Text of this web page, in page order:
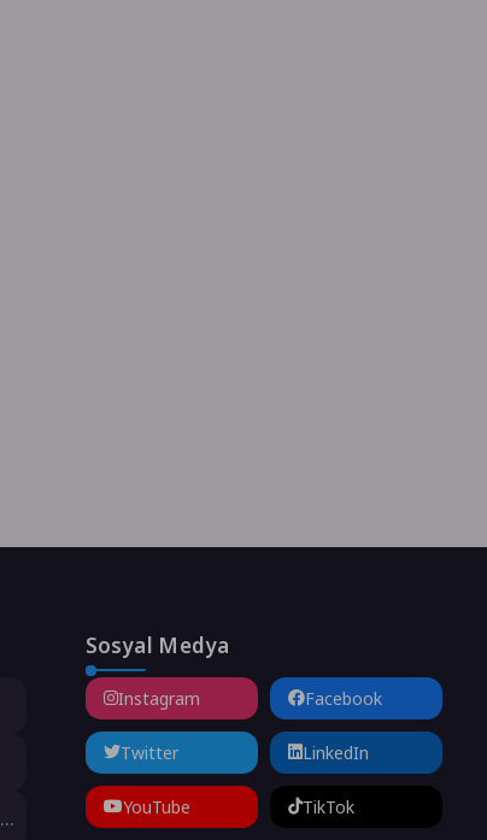
Sosyal Medya
Instagram Facebook
Twitter LinkedIn
YouTube TikTok